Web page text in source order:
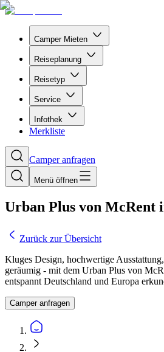
Camper Mieten
Reiseplanung
Reisetyp
Service
Infothek
Merkliste
Camper anfragen
Menü öffnen
Urban Plus von McRent
Zurück zur Übersicht
Kluges Design, hochwertige
geräumig - mit dem Urban Plus von
entspannt Deutschland und Europa
Camper anfragen